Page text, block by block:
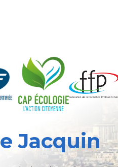
Jacquin